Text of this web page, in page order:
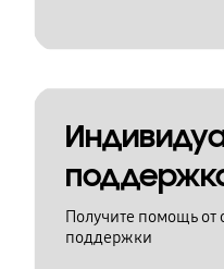
Получите помощь
поддержки